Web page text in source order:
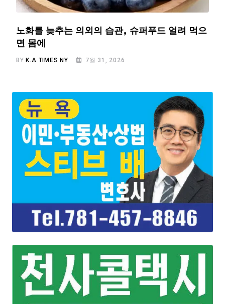
노화를 늦추는 의외의 습관, 슈퍼푸드 얼려 먹으
면 몸에
BYK.A TIMES NY 7월 31, 2026